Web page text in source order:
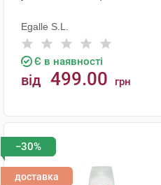
Egalle S.L.
Є в наявності
від 499.00 грн
−30%
доставка